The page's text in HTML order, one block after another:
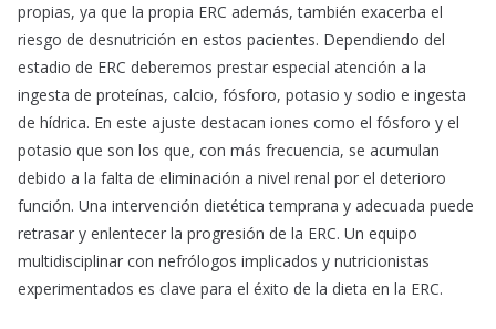
propias, ya que la propia ERC además, también exacerba el
riesgo de desnutrición en estos pacientes. Dependiendo del
estadio de ERC deberemos prestar especial atención a la
ingesta de proteínas, calcio, fósforo, potasio y sodio e ingesta
de hídrica. En este ajuste destacan iones como el fósforo y el
potasio que son los que, con más frecuencia, se acumulan
debido a la falta de eliminación a nivel renal por el deterioro
función. Una intervención dietética temprana y adecuada puede
retrasar y enlentecer la progresión de la ERC. Un equipo
multidisciplinar con nefrólogos implicados y nutricionistas
experimentados es clave para el éxito de la dieta en la ERC.